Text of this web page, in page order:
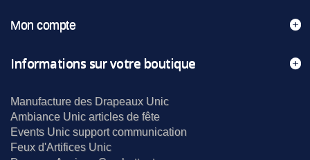
Mon compte
Informations sur votre boutique
Manufacture des Drapeaux Unic
Ambiance Unic articles de fête
Events Unic support communication
Feux d'Artifices Unic